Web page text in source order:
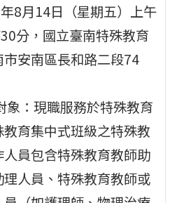
8月14日（星期五）上午
分，國立臺南特殊教育
安南區長和路二段74
象：現職服務於特殊教育
育集中式班級之特殊教
員包含特殊教育教師助
人員、特殊教育教師或